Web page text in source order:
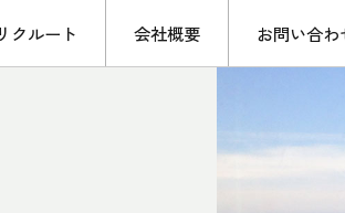
クルート 会社概要 お問い合わ